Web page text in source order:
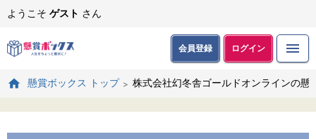
ようこそ ゲスト さん
会員登録 ログイン
懸賞ボックス トップ 株式会社幻冬舎ゴールドオンラインの懸